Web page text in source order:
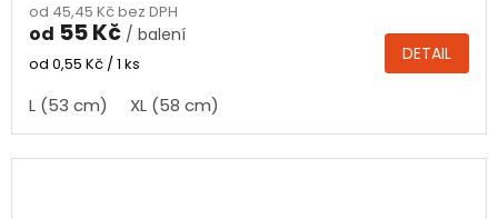
produktu
je
5,0
5
hvězdiček.
od 45,45 Kč bez DPH
od 55 Kč / balení
Měrná
od 0,55 Kč / 1 ks DETAIL
L (53 cm) XL (58 cm)